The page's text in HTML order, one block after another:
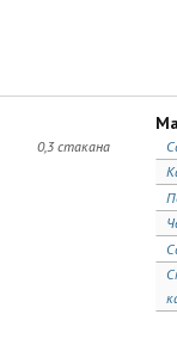
0,3 стакана